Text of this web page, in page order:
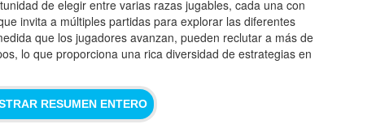
de elegir entre varias razas jugables, cada una con
invita a múltiples partidas para explorar las diferentes
que los jugadores avanzan, pueden reclutar a más de
lo que proporciona una rica diversidad de estrategias en
RESUMEN ENTERO